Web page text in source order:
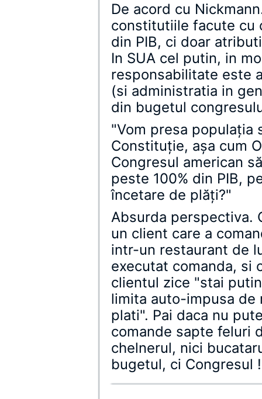
De acord cu
constitutiile facute cu
din PIB, ci doar
In SUA cel putin, in
responsabilitate este
(si administratia in
din bugetul
"Vom presa populaţia
Constituţie, aşa cum
Congresul american
peste 100% din PIB,
încetare de plăţi?"
Absurda perspectiva.
un client care a
intr-un restaurant de
executat comanda, si
clientul zice "stai
limita auto-impusa de
plati". Pai daca nu
comande sapte feluri
chelnerul, nici
bugetul, ci Congresul !